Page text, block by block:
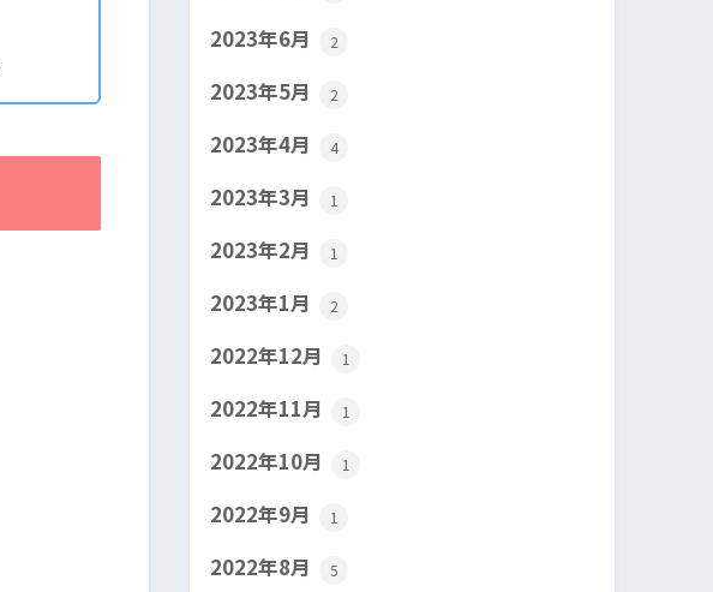
2023年6月 2
2023年5月 2
2023年4月 4
2023年3月 1
2023年2月 1
2023年1月 2
2022年12月 1
2022年11月 1
2022年10月 1
2022年9月 1
2022年8月 5